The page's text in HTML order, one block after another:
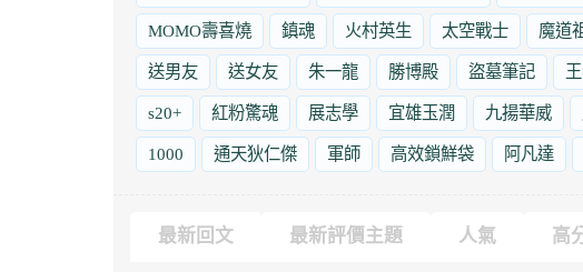
MOMO壽喜燒 鎮魂 火村英生 太空戰士 魔道
送男友 送女友 朱一龍 勝博殿 盜墓筆記
s20+ 紅粉驚魂 展志學 宜雄玉潤 九揚華威
1000 通天狄仁傑 軍師 高效鎖鮮袋 阿凡達
最新回文 最新評價主題 人氣 高